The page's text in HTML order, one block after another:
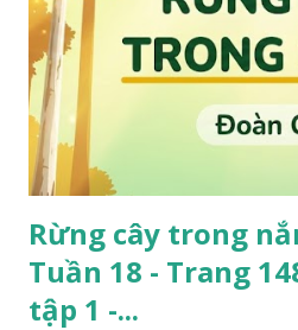
Rừng cây trong
Tuần 18 - Trang
tập 1 -...